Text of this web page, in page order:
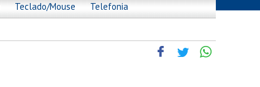
Teclado/Mouse Telefonia